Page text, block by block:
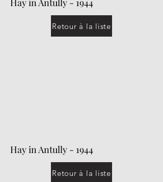
Hay in Antully - 1944
Retour à la liste
Hay in Antully - 1944
Retour à la liste